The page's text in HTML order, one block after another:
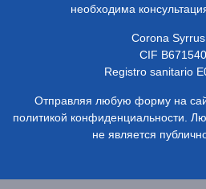
необходима
Corona
CIF
Registro sanitario
Отправляя любую форму на
политикой конфиденциальности.
не является